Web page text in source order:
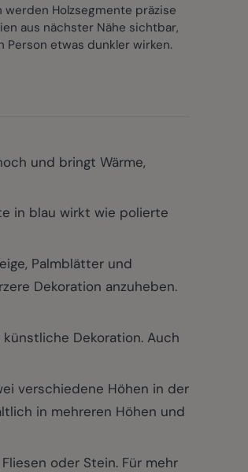
werden Holzsegmente präzise
aus nächster Nähe sichtbar,
Person etwas dunkler wirken.
und bringt Wärme,
in blau wirkt wie polierte
Palmblätter und
Dekoration anzuheben.
Dekoration. Auch
verschiedene Höhen in der
in mehreren Höhen und
oder Stein. Für mehr